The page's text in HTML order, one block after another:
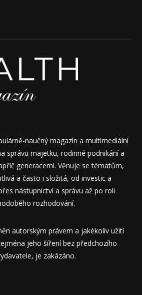
naučný magazín a multimediální
správu majetku, rodinné podnikání a
generacemi. Věnuje se tématům,
a často i složitá, od investic a
nástupnictví a správu až po roli
rozhodování.
autorským právem a jakékoliv užití
jeho šíření bez předchozího
je zakázáno.